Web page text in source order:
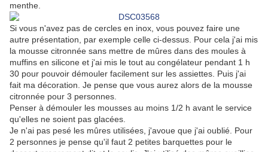
menthe.
Si vous n'avez pas de cercles en inox, vous pouvez faire une
autre présentation, par exemple celle ci-dessus. Pour cela j'ai mis
la mousse citronnée sans mettre de mûres dans des moules à
muffins en silicone et j'ai mis le tout au congélateur pendant 1 h
30 pour pouvoir démouler facilement sur les assiettes. Puis j'ai
fait ma décoration. Je pense que vous aurez alors de la mousse
citronnée pour 3 personnes.
Penser à démouler les mousses au moins 1/2 h avant le service
qu'elles ne soient pas glacées.
Je n'ai pas pesé les mûres utilisées, j'avoue que j'ai oublié. Pour
2 personnes je pense qu'il faut 2 petites barquettes pour le